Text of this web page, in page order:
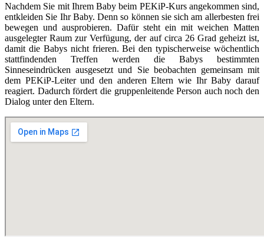
Nachdem Sie mit Ihrem Baby beim PEKiP-Kurs angekommen sind,
entkleiden Sie Ihr Baby. Denn so können sie sich am allerbesten frei
bewegen und ausprobieren. Dafür steht ein mit weichen Matten
ausgelegter Raum zur Verfügung, der auf circa 26 Grad geheizt ist,
damit die Babys nicht frieren. Bei den typischerweise wöchentlich
stattfindenden Treffen werden die Babys bestimmten
Sinneseindrücken ausgesetzt und Sie beobachten gemeinsam mit
dem PEKiP-Leiter und den anderen Eltern wie Ihr Baby darauf
reagiert. Dadurch fördert die gruppenleitende Person auch noch den
Dialog unter den Eltern.